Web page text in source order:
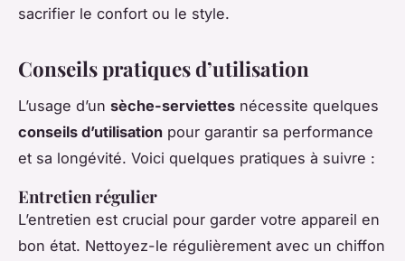
sacrifier le confort ou le style.
Conseils pratiques d’utilisation
L’usage d’un sèche-serviettes nécessite quelques
conseils d’utilisation pour garantir sa performance
et sa longévité. Voici quelques pratiques à suivre :
Entretien régulier
L’entretien est crucial pour garder votre appareil en
bon état. Nettoyez-le régulièrement avec un chiffon